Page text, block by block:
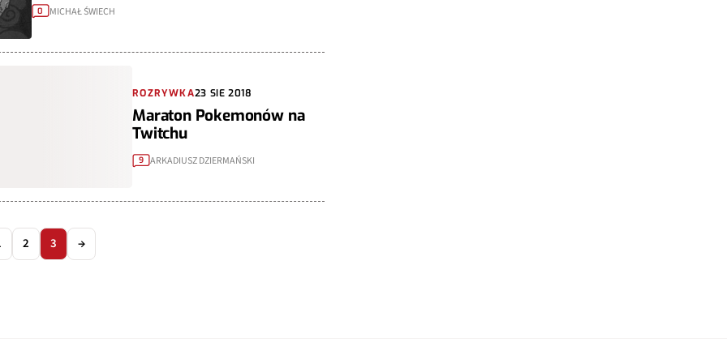
0 MICHAŁ ŚWIECH
ROZRYWKA23 SIE 2018
Maraton Pokemonów na
Twitchu
9 ARKADIUSZ DZIERMAŃSKI
2 3 →